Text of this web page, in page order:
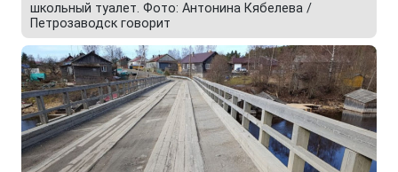
школьный туалет. Фото: Антонина Кябелева /
Петрозаводск говорит